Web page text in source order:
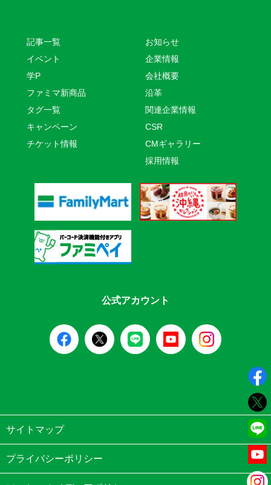
記事一覧
イベント
学P
ファミマ新商品
タグ一覧
キャンペーン
チケット情報
お知らせ
企業情報
会社概要
沿革
関連企業情報
CSR
CMギャラリー
採用情報
公式アカウント
サイトマップ
プライバシーポリシー